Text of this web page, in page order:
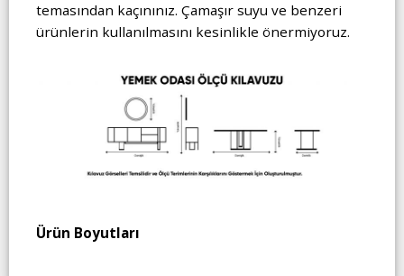
temasından kaçınınız. Çamaşır suyu ve benzeri
ürünlerin kullanılmasını kesinlikle önermiyoruz.
Ürün Boyutları